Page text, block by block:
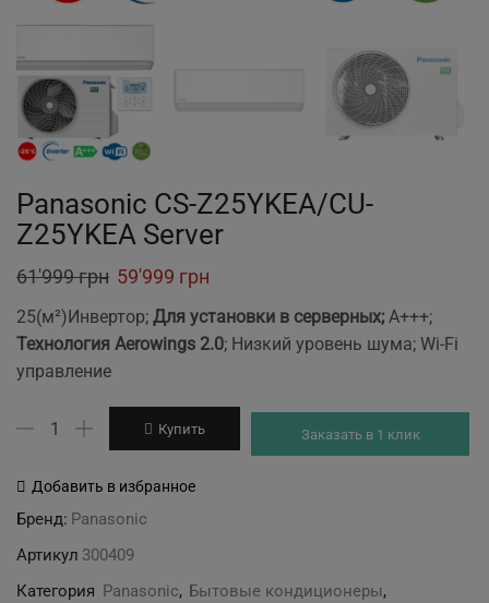
Panasonic CS-Z25YKEA/CU-
Z25YKEA Server
61'999грн Original
was:
59'999 грн
price
is:
25(м²)Инвертор; Для установки в серверных; А+++;
Технология Aerowings 2.0; Низкий уровень шума; Wi-Fi
управление
Количество
Panasonic
Z25YKEA/CU-
Z25YKEA
Server
Купить Заказать в 1 клик
Добавить в избранное
Бренд: Panasonic
Артикул 300409
Категория Panasonic, Бытовые кондиционеры,